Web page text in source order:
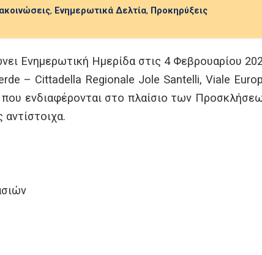
, Ενημερωτικά Δελτία, Προκηρύξεις
Ενημερωτική Ημερίδα στις 4 Φεβρουαρίου
– Cittadella Regionale Jole Santelli, Viale
που ενδιαφέρονται στο πλαίσιο των